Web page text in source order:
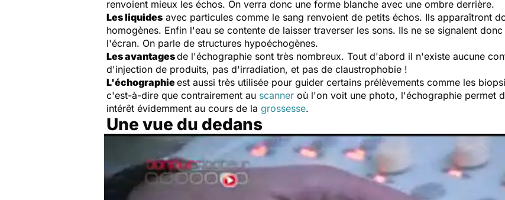
renvoient mieux les échos. On verra donc une forme blanche avec une ombre derrière.
Les liquides avec particules comme le sang renvoient de petits échos. Ils apparaîtront
homogènes. Enfin l'eau se contente de laisser traverser les sons. Ils ne se signalent
l'écran. On parle de structures hypoéchogènes.
Les avantagesde l'échographie sont très nombreux. Tout d'abord il n'existe aucune
d'injection de produits, pas d'irradiation, et pas de claustrophobie !
L'échographieest aussi très utilisée pour guider certains prélèvements comme les
c'est-à-dire que contrairement au scanner où l'on voit une photo, l'échographie permet
intérêt évidemment au cours de la grossesse.
Une vue du dedans